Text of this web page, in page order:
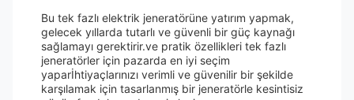
Bu tek fazlı elektrik jeneratörüne yatırım yapmak,
gelecek yıllarda tutarlı ve güvenli bir güç kaynağı
sağlamayı gerektirir.ve pratik özellikleri tek fazlı
jeneratörler için pazarda en iyi seçim
yaparİhtiyaçlarınızı verimli ve güvenilir bir şekilde
karşılamak için tasarlanmış bir jeneratörle kesintisiz